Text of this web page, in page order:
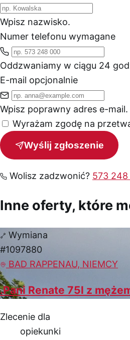
Wpisz nazwisko.
Numer telefonu wymagane
Oddzwaniamy w ciągu 24
E-mail opcjonalnie
Wpisz poprawny adres e-mail.
Wyrażam zgodę na
Wyślij zgłoszenie
Wolisz zadzwonić? 573
Inne oferty, które
Wymiana
#1097880
BAD RAPPENAU, NIEMCY
.Pani Renate 75l z
Zlecenie dla
opiekunki